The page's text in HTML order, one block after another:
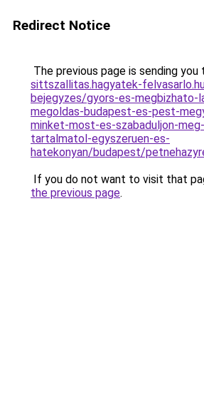
Redirect Notice
The previous page is sending you
sittszallitas.hagyatek-
bejegyzes/gyors-es-megbizhato-
megoldas-budapest-es-pest-
minket-most-es-szabaduljon-
tartalmatol-egyszeruen-es-
hatekonyan/budapest/
If you do not want to visit that
the previous page.